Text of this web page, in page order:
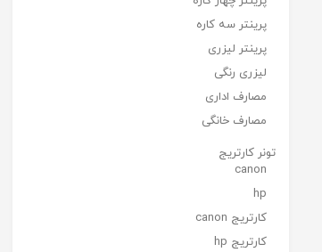
پرینتر سه کاره
پرینتر لیزری
لیزری رنگی
مصارف اداری
مصارف خانگی
تونر کارتریج
canon
hp
کارتریج canon
کارتریج hp